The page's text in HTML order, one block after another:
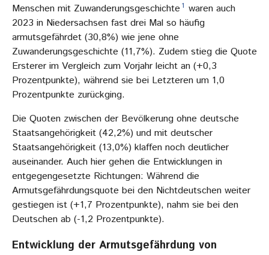
Menschen mit Zuwanderungsgeschichte 1 waren auch
2023 in Niedersachsen fast drei Mal so häufig
armutsgefährdet (30,8%) wie jene ohne
Zuwanderungsgeschichte (11,7%). Zudem stieg die Quote
Ersterer im Vergleich zum Vorjahr leicht an (+0,3
Prozentpunkte), während sie bei Letzteren um 1,0
Prozentpunkte zurückging.
Die Quoten zwischen der Bevölkerung ohne deutsche
Staatsangehörigkeit (42,2%) und mit deutscher
Staatsangehörigkeit (13,0%) klaffen noch deutlicher
auseinander. Auch hier gehen die Entwicklungen in
entgegengesetzte Richtungen: Während die
Armutsgefährdungsquote bei den Nichtdeutschen weiter
gestiegen ist (+1,7 Prozentpunkte), nahm sie bei den
Deutschen ab (-1,2 Prozentpunkte).
Entwicklung der Armutsgefährdung von